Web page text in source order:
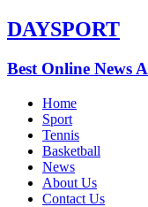
DAYSPORT
Best Online News
Home
Sport
Tennis
Basketball
News
About Us
Contact Us